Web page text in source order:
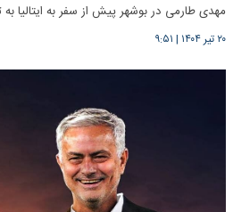
مهدی طارمی در بوشهر پیش از سفر به ایتالیا
۲۰ تیر ۱۴۰۴ | ۹:۵۱